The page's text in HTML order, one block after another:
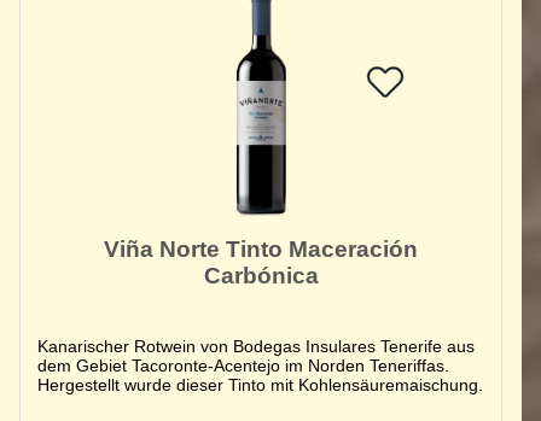
Viña Norte Tinto Maceración
Carbónica
Kanarischer Rotwein von Bodegas Insulares Tenerife aus
dem Gebiet Tacoronte-Acentejo im Norden Teneriffas.
Hergestellt wurde dieser Tinto mit Kohlensäuremaischung.